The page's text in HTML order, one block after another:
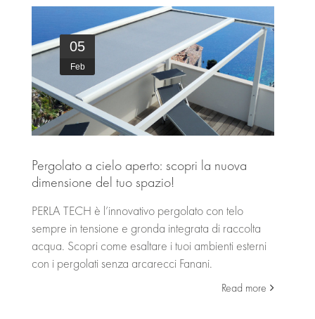
05
Feb
Pergolato a cielo aperto: scopri la nuova
dimensione del tuo spazio!
PERLA TECH è l’innovativo pergolato con telo
sempre in tensione e gronda integrata di raccolta
acqua. Scopri come esaltare i tuoi ambienti esterni
con i pergolati senza arcarecci Fanani.
Read more